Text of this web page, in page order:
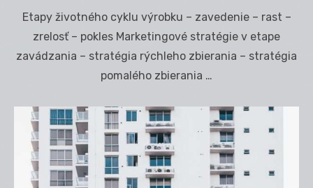
Etapy životného cyklu výrobku – zavedenie – rast –
zrelosť – pokles Marketingové stratégie v etape
zavádzania – stratégia rýchleho zbierania – stratégia
pomalého zbierania …